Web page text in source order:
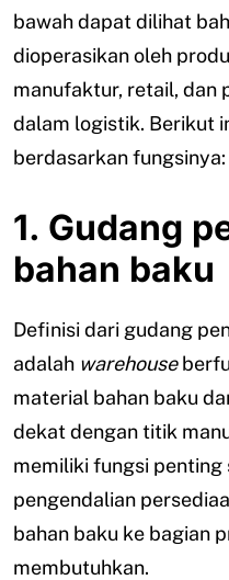
bawah dapat dilihat
dioperasikan oleh
manufaktur, retail, dan
dalam logistik. Berikut
berdasarkan fungsinya:
1. Gudang
bahan baku
Definisi dari gudang
adalah warehouse
material bahan baku
dekat dengan titik
memiliki fungsi penting
pengendalian
bahan baku ke bagian
membutuhkan.